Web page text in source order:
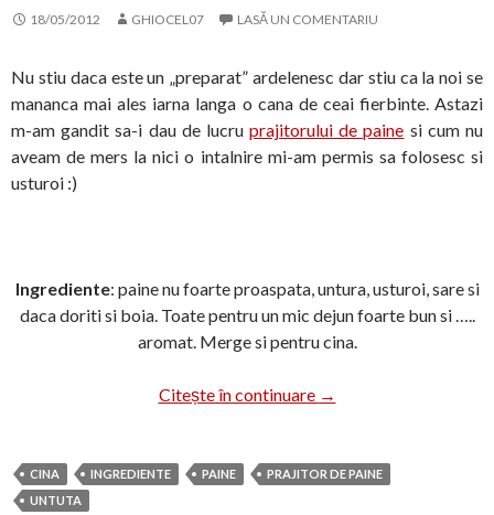
18/05/2012 GHIOCEL07 LASĂ UN COMENTARIU
Nu stiu daca este un „preparat” ardelenesc dar stiu ca la noi se
mananca mai ales iarna langa o cana de ceai fierbinte. Astazi
m-am gandit sa-i dau de lucruprajitorului de paine si cum nu
aveam de mers la nici o intalnire mi-am permis sa folosesc si
usturoi :)
Ingrediente: paine nu foarte proaspata, untura, usturoi, sare si
daca doriti si boia. Toate pentru un mic dejun foarte bun si …..
aromat. Merge si pentru cina.
Citește în continuare Paine prajita cu ….
→
CINA INGREDIENTE PAINE
PRAJITOR DE PAINE
UNTUTA